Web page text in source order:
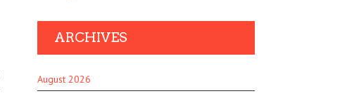
ARCHIVES
August 2026